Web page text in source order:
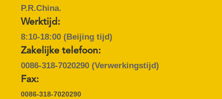
AANVRAGEN
SITEMAP
PRIVACYBELEID
P.R.China.
Werktijd:
8:10-18:00 (Beijing tijd)
Zakelijke telefoon:
0086-318-7020290(Verwerkingstijd)
Fax:
0086-318-7020290